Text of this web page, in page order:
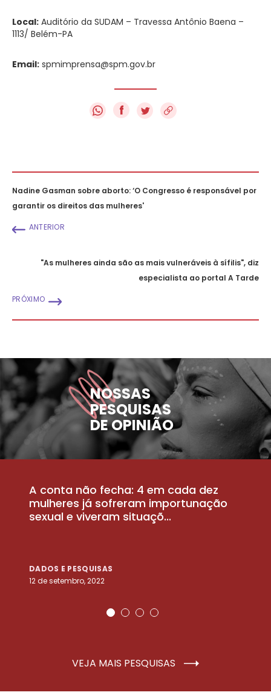
Local: Auditório da SUDAM – Travessa Antônio Baena –
1113/ Belém-PA
Email: spmimprensa@spm.gov.br
f
Nadine Gasman sobre aborto: ‘O Congresso é responsável por
garantir os direitos das mulheres'
ANTERIOR
"As mulheres ainda são as mais vulneráveis à sífilis", diz
especialista ao portal A Tarde
PRÓXIMO
NOSSAS
PESQUISAS
DE OPINIÃO
A conta não fecha: 4 em cada dez
mulheres já sofreram importunação
sexual e viveram situaçõ...
DADOS E PESQUISAS
12 de setembro, 2022
VEJA MAIS PESQUISAS